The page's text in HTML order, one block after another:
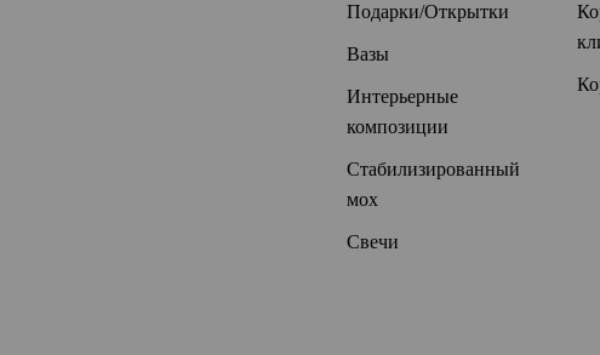
Подарки/Открытки
Вазы
Интерьерные
композиции
Стабилизированный
мох
Свечи